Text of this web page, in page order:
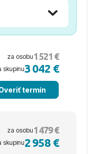
za osobu 1 521 €
skupinu3 042 €
termín
za osobu 1 479 €
skupinu2 958 €